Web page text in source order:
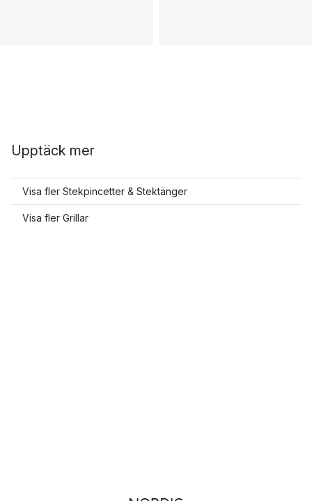
Upptäck mer
Visa fler Stekpincetter & Stektänger
Visa fler Grillar